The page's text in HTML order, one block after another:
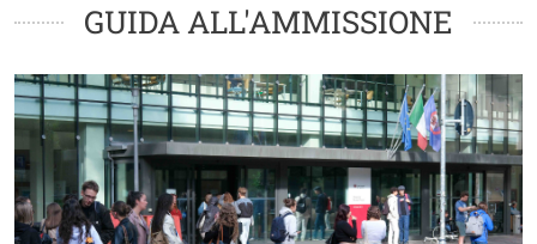
GUIDA ALL'AMMISSIONE
Image